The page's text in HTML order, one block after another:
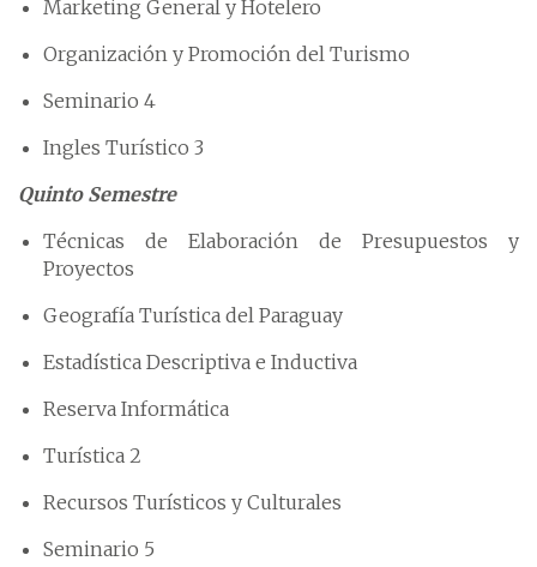
Marketing General y Hotelero
Organización y Promoción del Turismo
Seminario 4
Ingles Turístico 3
Quinto Semestre
Técnicas de Elaboración de Presupuestos y
Proyectos
Geografía Turística del Paraguay
Estadística Descriptiva e Inductiva
Reserva Informática
Turística 2
Recursos Turísticos y Culturales
Seminario 5